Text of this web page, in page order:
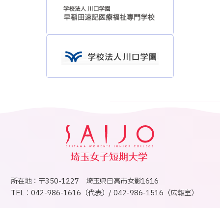
所在地：〒350-1227 埼玉県日高市女影1616
TEL：042-986-1616（代表）/ 042-986-1516（広報室）